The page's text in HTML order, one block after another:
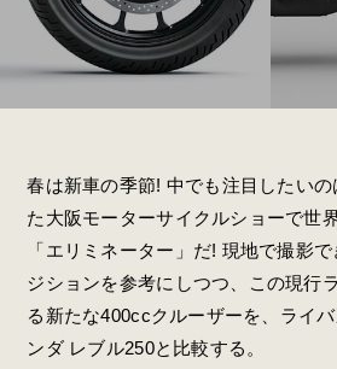
春は新車の季節! 中でも注目したい
た大阪モーターサイクルショーで世
「エリミネーター」だ! 現地で撮影
ジションを参考にしつつ、この現行
る新たな400ccクルーザーを、ライ
ンダ レブル250と比較する。